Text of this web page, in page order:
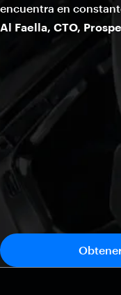
encuentra en
Al Faella, CTO,